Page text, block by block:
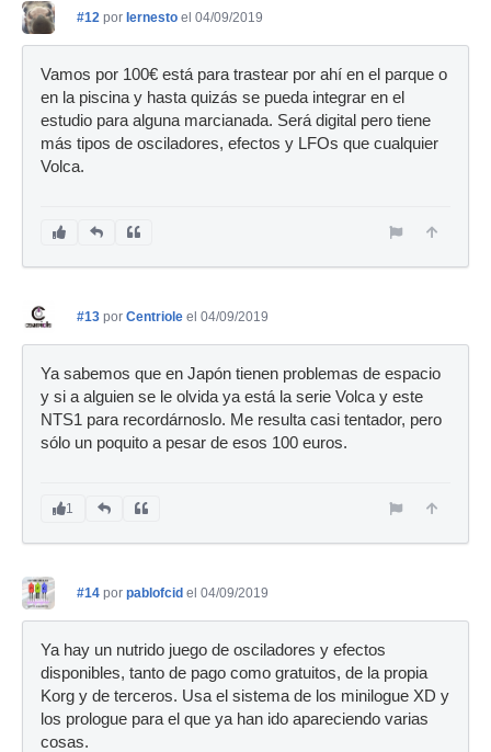
#12 por Iernesto el 04/09/2019
Vamos por 100€ está para trastear por ahí en el parque o
en la piscina y hasta quizás se pueda integrar en el
estudio para alguna marcianada. Será digital pero tiene
más tipos de osciladores, efectos y LFOs que cualquier
Volca.
#13 por Centriole el 04/09/2019
Ya sabemos que en Japón tienen problemas de espacio
y si a alguien se le olvida ya está la serie Volca y este
NTS1 para recordárnoslo. Me resulta casi tentador, pero
sólo un poquito a pesar de esos 100 euros.
1
#14 por pablofcid el 04/09/2019
Ya hay un nutrido juego de osciladores y efectos
disponibles, tanto de pago como gratuitos, de la propia
Korg y de terceros. Usa el sistema de los minilogue XD y
los prologue para el que ya han ido apareciendo varias
cosas.